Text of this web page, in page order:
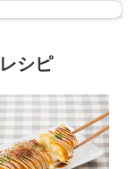
シピ